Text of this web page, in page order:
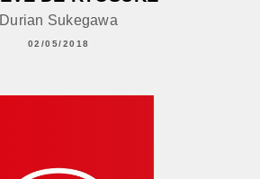
Durian Sukegawa
02/05/2018